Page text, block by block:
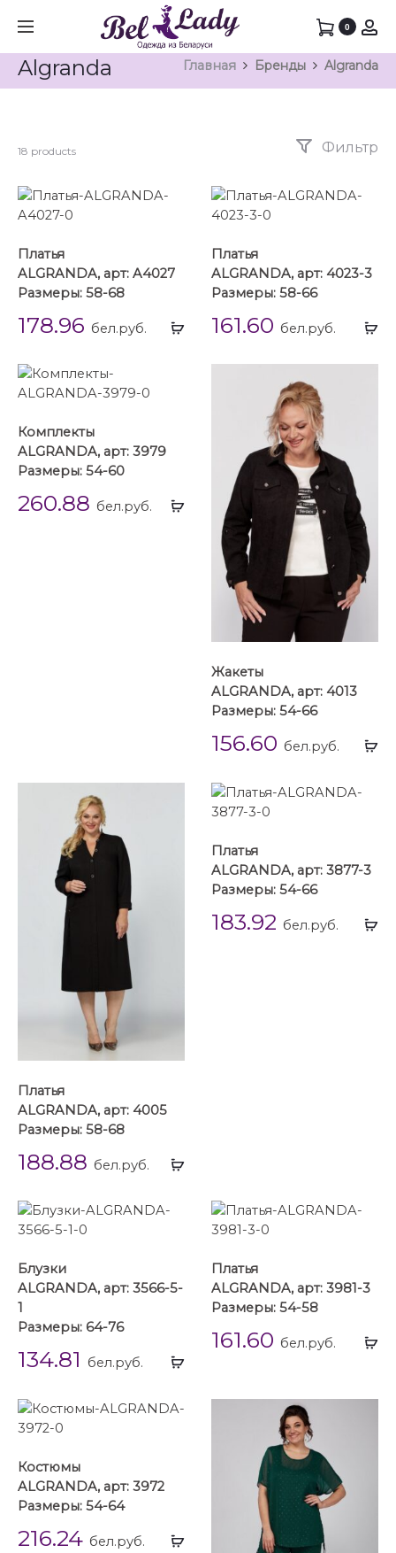
0
Algranda Главная Бренды Algranda
18 products Фильтр
Выбрать
Платья
ALGRANDA, арт: A4027
Размеры: 58-68
178.96 бел.руб.
Платья
ALGRANDA, арт: 4023-3
Размеры: 58-66
161.60 бел.руб.
Выбрать
Комплекты
ALGRANDA, арт: 3979
Размеры: 54-60
260.88 бел.руб.
Жакеты
ALGRANDA, арт: 4013
Размеры: 54-66
156.60 бел.руб.
Выбрать
Платья
ALGRANDA, арт: 4005
Размеры: 58-68
188.88 бел.руб.
Платья
ALGRANDA, арт: 3877-3
Размеры: 54-66
183.92 бел.руб.
Выбрать
Блузки
ALGRANDA, арт: 3566-5-
1
Размеры: 64-76
134.81 бел.руб.
Платья
ALGRANDA, арт: 3981-3
Размеры: 54-58
161.60 бел.руб.
Выбрать
Костюмы
ALGRANDA, арт: 3972
Размеры: 54-64
216.24 бел.руб.